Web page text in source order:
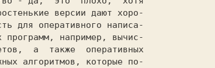
версии дают хоро-
для оперативного написа-
программ, например, вычис-
а  также  оперативных
алгоритмов, которые по-